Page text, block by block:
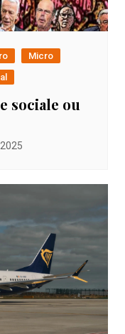
Micro
sociale ou